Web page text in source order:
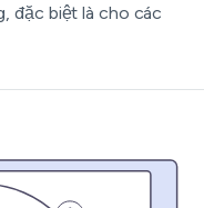
đặc biệt là cho các